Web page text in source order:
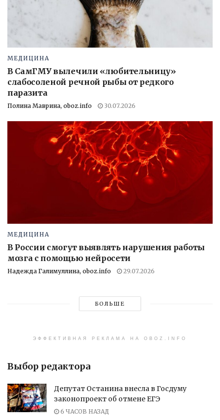
МЕДИЦИНА
В СамГМУ вылечили «любительницу»
слабосоленой речной рыбы от редкого
паразита
Полина Маврина, oboz.info 30.07.2026
МЕДИЦИНА
В России смогут выявлять нарушения работы
мозга с помощью нейросети
Надежда Галимуллина, oboz.info 29.07.2026
БОЛЬШЕ
ЭФФЕКТИВНАЯ РЕКЛАМА НА OBOZ.INFO
Выбор редактора
Депутат Останина внесла в Госдуму
законопроект об отмене ЕГЭ
6 ЧАСОВ НАЗАД